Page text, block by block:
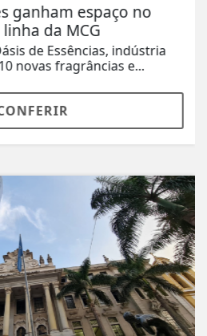
ganham espaço no
da MCG
de Essências, indústria
novas fragrâncias e...